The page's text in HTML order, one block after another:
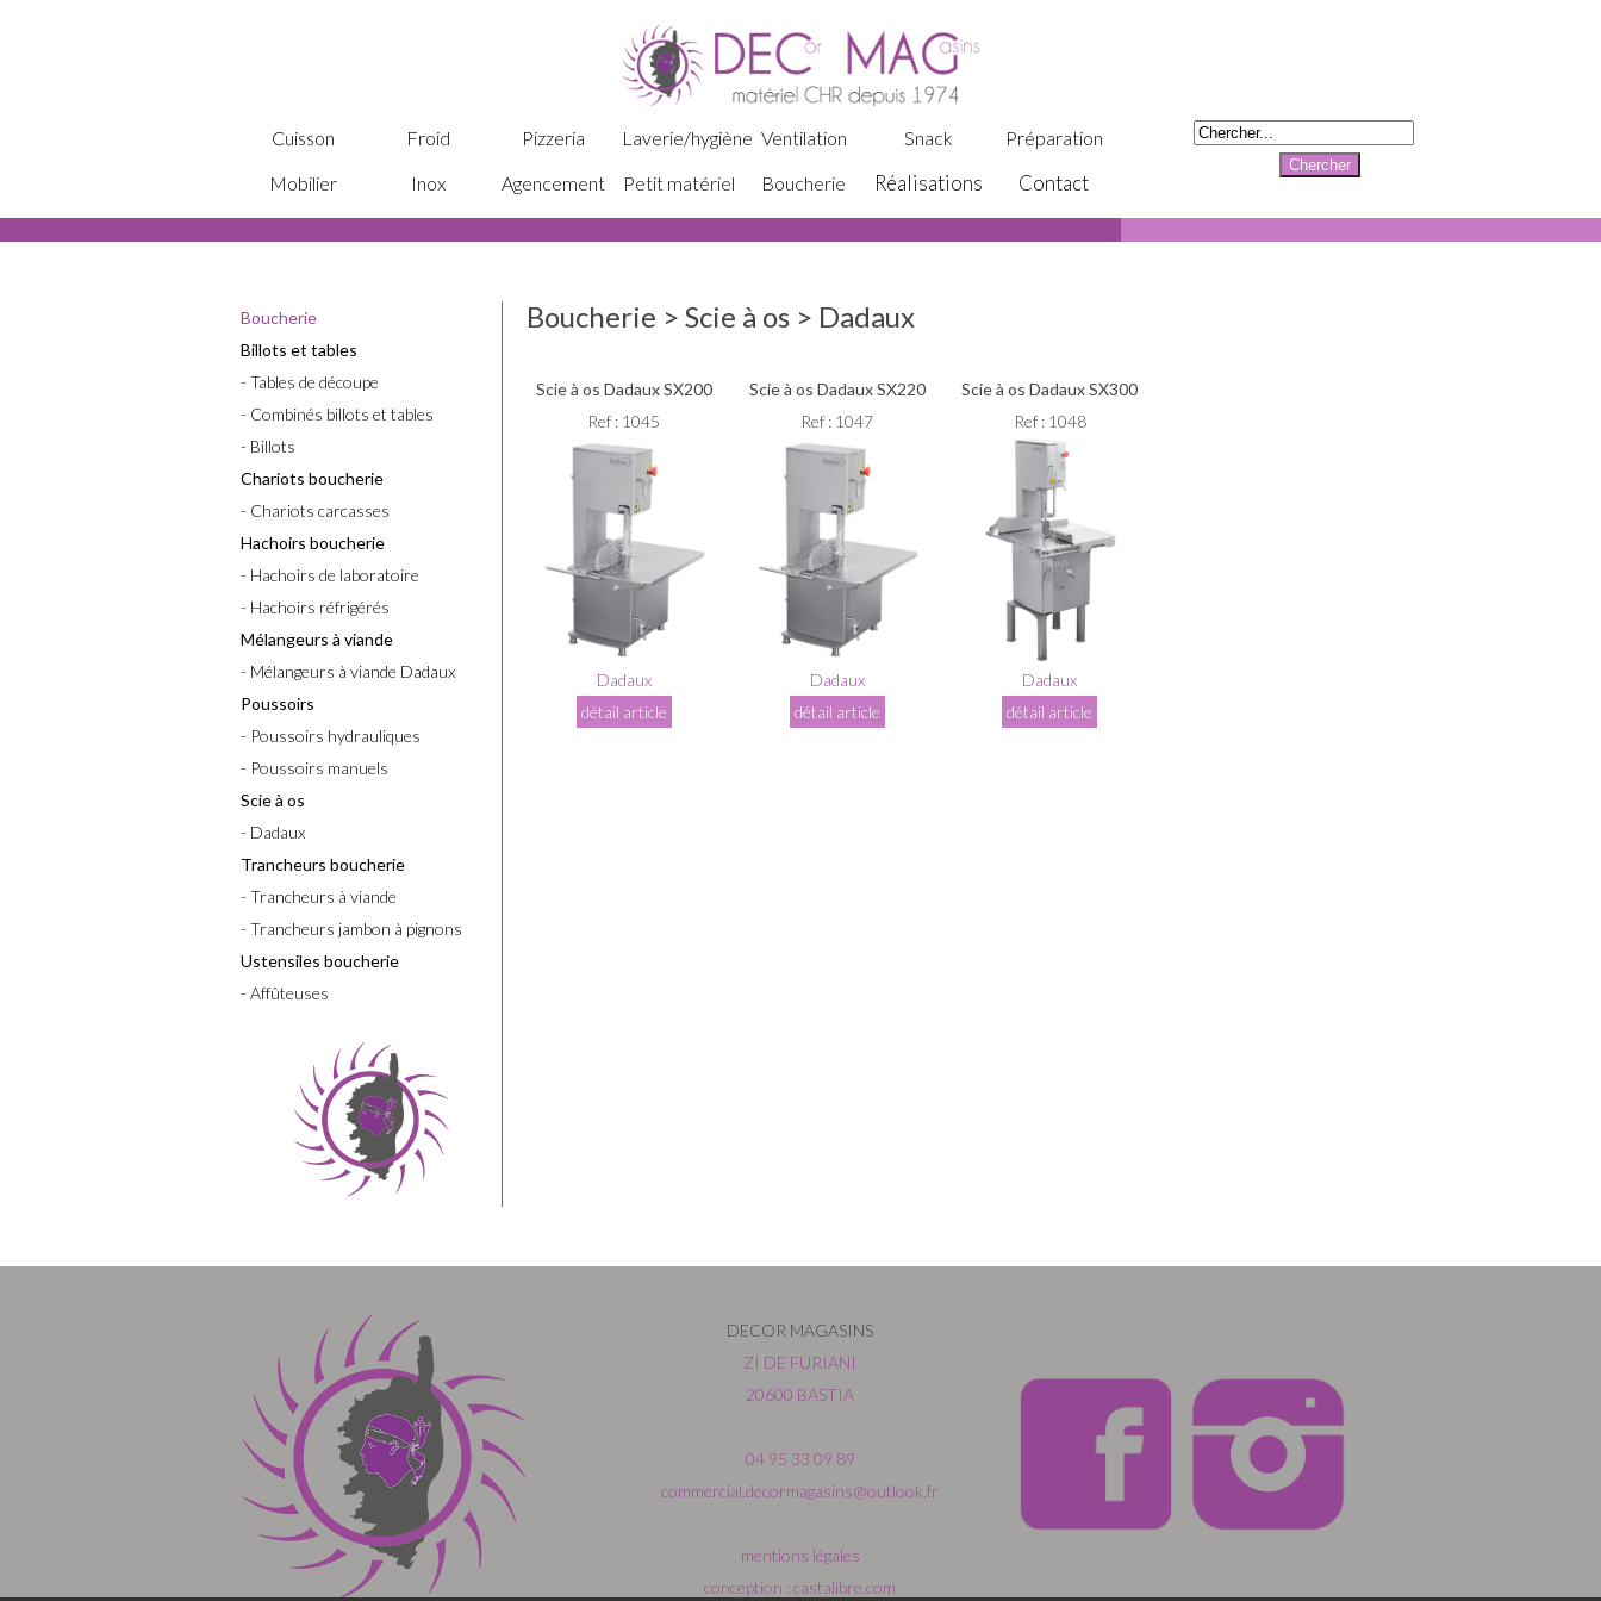
Cuisson Froid Pizzeria Laverie/hygiène Ventilation Snack
Préparation
Mobilier
Inox Agencement Petit matériel Boucherie Réalisations Contact
Boucherie
Billots et tables
- Tables de découpe
- Combinés billots et tables
- Billots
Chariots boucherie
- Chariots carcasses
Hachoirs boucherie
- Hachoirs de laboratoire
- Hachoirs réfrigérés
Mélangeurs à viande
- Mélangeurs à viande Dadaux
Poussoirs
- Poussoirs hydrauliques
- Poussoirs manuels
Scie à os
- Dadaux
Trancheurs boucherie
- Trancheurs à viande
- Trancheurs jambon à pignons
Ustensiles boucherie
- Affûteuses
Boucherie > Scie à os > Dadaux
Scie à os Dadaux SX200
Ref : 1045
Dadaux
détail article
Scie à os Dadaux SX220
Ref : 1047
Dadaux
détail article
Scie à os Dadaux SX300
Ref : 1048
Dadaux
détail article
DECOR MAGASINS
ZI DE FURIANI
20600 BASTIA
04 95 33 09 89
commercial.decormagasins@outlook.fr
mentions légales
conception : castalibre.com